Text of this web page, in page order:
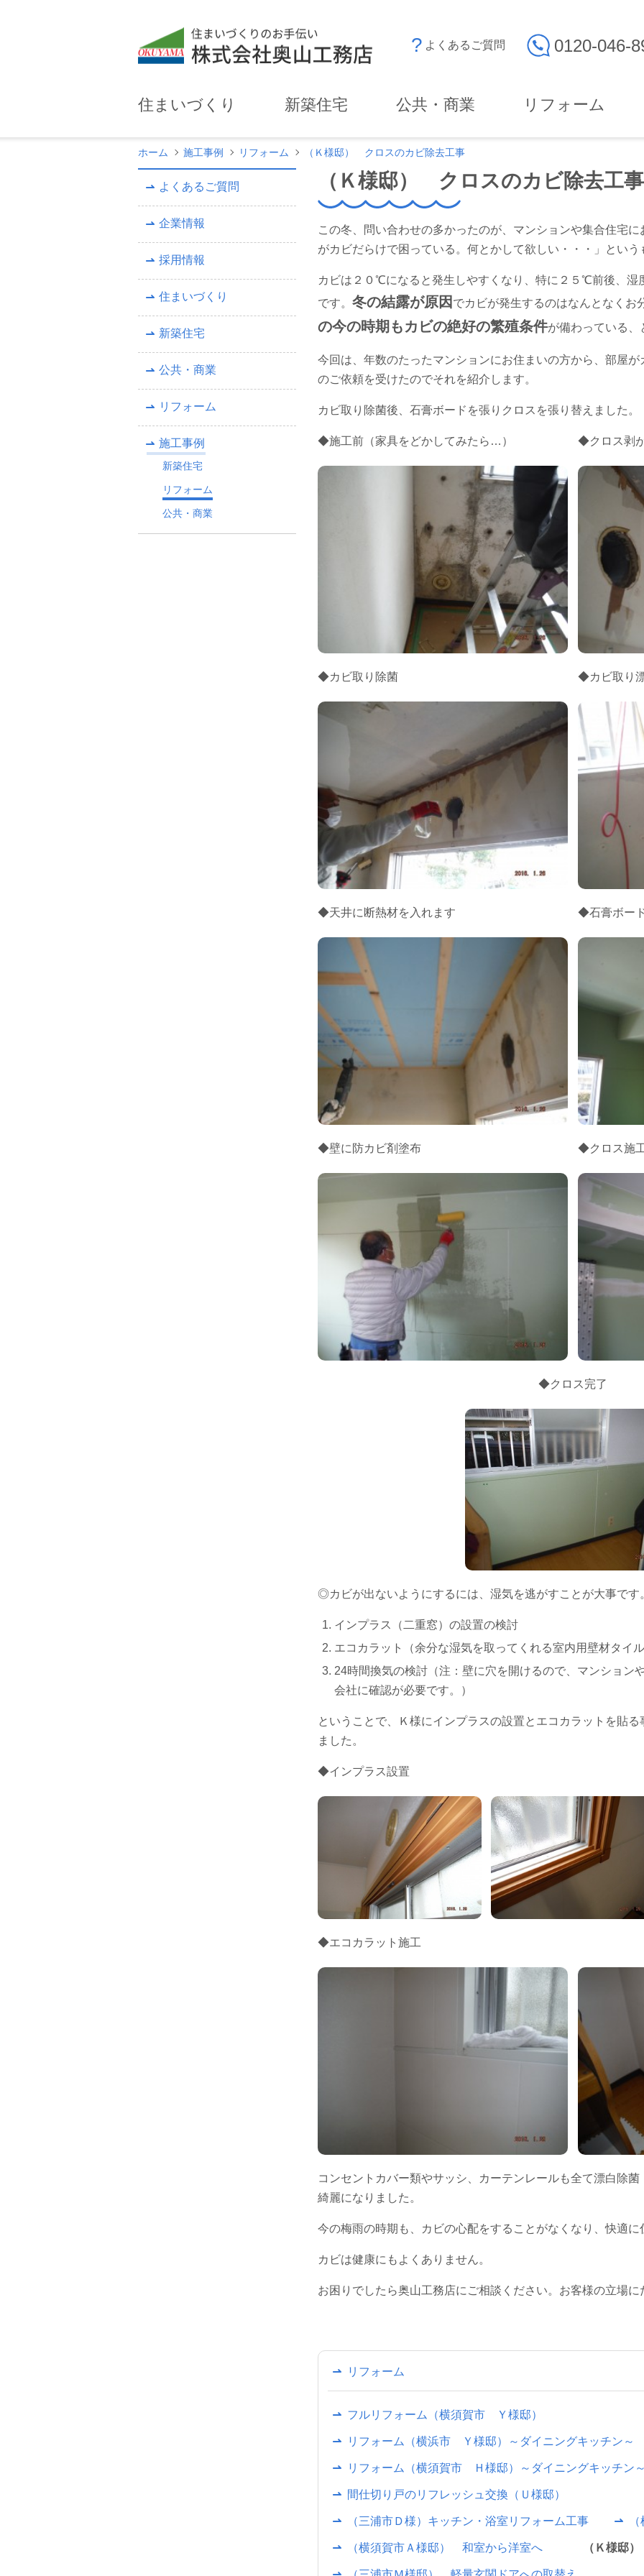
よくあるご質問 0120-046-
住まいづくり 新築住宅 公共・商業 リフォーム
ホーム 施工事例 リフォーム （Ｋ様邸） クロスのカビ除去工事
（Ｋ様邸） クロスのカビ除去工事
この冬、問い合わせの多かったのが、マンションや集合住宅
がカビだらけで困っている。何とかして欲しい・・・」という
カビは２０℃になると発生しやすくなり、特に２５℃前後、湿
です。 冬の結露が原因 でカビが発生するのはなんとなくお
の今の時期もカビの絶好の繁殖条件が備わっている、
今回は、年数のたったマンションにお住まいの方から、部屋
のご依頼を受けたのでそれを紹介します。
カビ取り除菌後、石膏ボードを張りクロスを張り替えました。
◆施工前（家具をどかしてみたら…） ◆クロス剥
◆カビ取り除菌 ◆カビ取り
◆天井に断熱材を入れます ◆石膏ボー
◆壁に防カビ剤塗布 ◆クロス施
◆クロス完了
◎カビが出ないようにするには、湿気を逃がすことが大事です
インプラス（二重窓）の設置の検討
エコカラット（余分な湿気を取ってくれる室内用壁材タイ
24時間換気の検討（注：壁に穴を開けるので、マンション
会社に確認が必要です。）
ということで、Ｋ様にインプラスの設置とエコカラットを貼
ました。
◆インプラス設置
◆エコカラット施工
コンセントカバー類やサッシ、カーテンレールも全て漂白除
綺麗になりました。
今の梅雨の時期も、カビの心配をすることがなくなり、快適
カビは健康にもよくありません。
お困りでしたら奥山工務店にご相談ください。お客様の立場
リフォーム
フルリフォーム（横須賀市 Ｙ様邸）
リフォーム（横浜市 Ｙ様邸）～ダイニングキッチン～
リフォーム（横須賀市 Ｈ様邸）～ダイニングキッチン
間仕切り戸のリフレッシュ交換（Ｕ様邸）
（三浦市Ｄ様）キッチン・浴室リフォーム工事
（横須賀市Ａ様邸） 和室から洋室へ （Ｋ様邸
よくあるご質問
企業情報
採用情報
住まいづくり
新築住宅
公共・商業
リフォーム
施工事例
新築住宅
リフォーム
公共・商業